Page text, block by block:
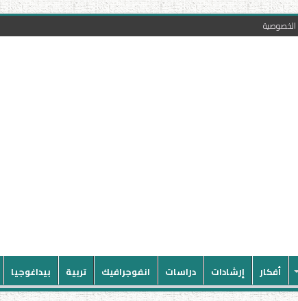
أفكار إرشادات دراسات انفوجرافيك تربية بيداغوجيا